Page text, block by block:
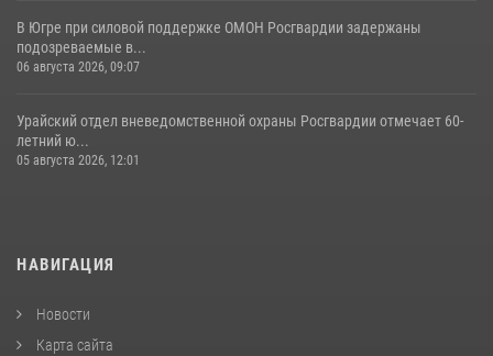
В Югре при силовой поддержке ОМОН Росгвардии задержаны
подозреваемые в...
06 августа 2026, 09:07
Урайский отдел вневедомственной охраны Росгвардии отмечает 60-
летний ю...
05 августа 2026, 12:01
НАВИГАЦИЯ
Новости
Карта сайта